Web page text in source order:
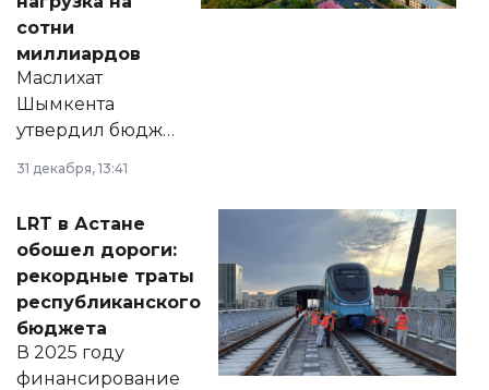
сотни
миллиардов
Маслихат
Шымкента
утвердил бюджет
города на 2026–
2028 годы.
документ
появился в базе
нормативных
правовых актов и
на сайте маслихат
города.
31 декабря, 13:41
LRT в Астане
обошел дороги:
рекордные траты
республиканского
бюджета
В 2025 году
финансирование